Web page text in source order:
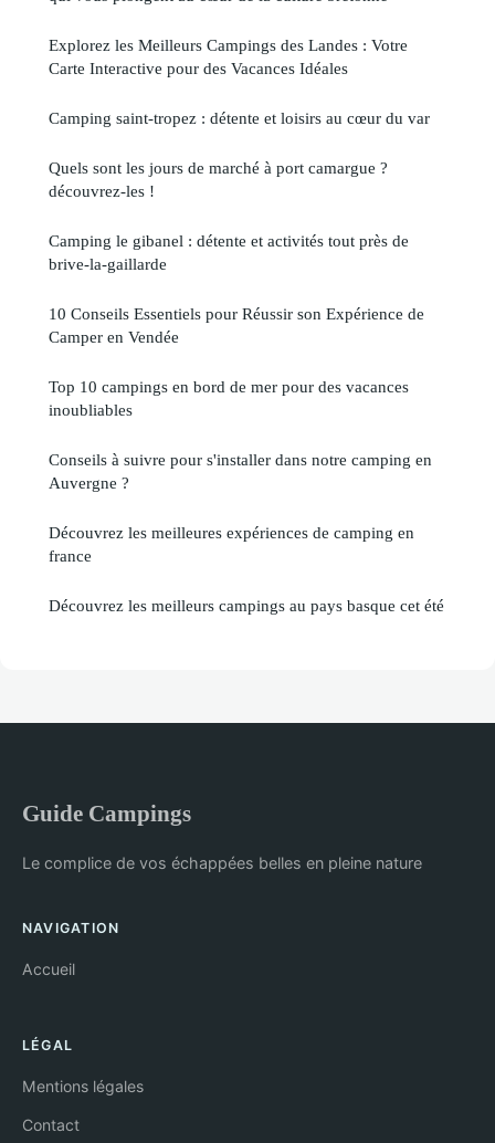
Explorez les Meilleurs Campings des Landes : Votre
Carte Interactive pour des Vacances Idéales
Camping saint-tropez : détente et loisirs au cœur du var
Quels sont les jours de marché à port camargue ?
découvrez-les !
Camping le gibanel : détente et activités tout près de
brive-la-gaillarde
10 Conseils Essentiels pour Réussir son Expérience de
Camper en Vendée
Top 10 campings en bord de mer pour des vacances
inoubliables
Conseils à suivre pour s'installer dans notre camping en
Auvergne ?
Découvrez les meilleures expériences de camping en
france
Découvrez les meilleurs campings au pays basque cet été
Guide Campings
Le complice de vos échappées belles en pleine nature
NAVIGATION
Accueil
LÉGAL
Mentions légales
Contact